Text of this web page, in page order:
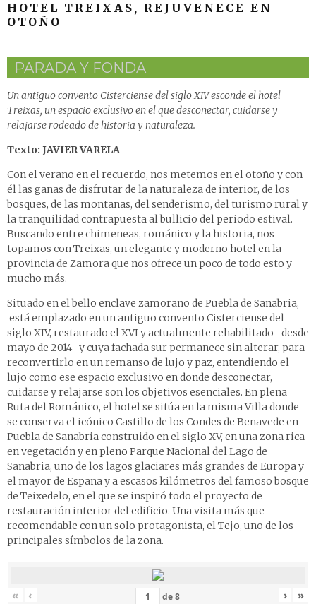
HOTEL TREIXAS, REJUVENECE EN
OTOÑO
PARADA Y FONDA
Un antiguo convento Cisterciense del siglo XIV esconde el hotel
Treixas, un espacio exclusivo en el que desconectar, cuidarse y
relajarse rodeado de historia y naturaleza.
Texto: JAVIER VARELA
Con el verano en el recuerdo, nos metemos en el otoño y con
él las ganas de disfrutar de la naturaleza de interior, de los
bosques, de las montañas, del senderismo, del turismo rural y
la tranquilidad contrapuesta al bullicio del periodo estival.
Buscando entre chimeneas, románico y la historia, nos
topamos conTreixas, un elegante y moderno hotel en la
provincia de Zamora que nos ofrece un poco de todo esto y
mucho más.
Situado en el bello enclave zamorano de Puebla de Sanabria,
está emplazado en un antiguo convento Cisterciense del
siglo XIV, restaurado el XVI y actualmente rehabilitado -desde
mayo de 2014- y cuya fachada sur permanece sin alterar, para
reconvertirlo en un remanso de lujo y paz, entendiendo el
lujo como ese espacio exclusivo en donde desconectar,
cuidarse y relajarse son los objetivos esenciales. En plena
Ruta del Románico, el hotel se sitúa en la misma Villa donde
se conserva el icónico Castillo de los Condes de Benavede en
Puebla de Sanabria construido en el siglo XV, en una zona rica
en vegetación y en pleno Parque Nacional del Lago de
Sanabria, uno de los lagos glaciares más grandes de Europa y
el mayor de España y a escasos kilómetros del famoso bosque
de Teixedelo, en el que se inspiró todo el proyecto de
restauración interior del edificio. Una visita más que
recomendable con un solo protagonista, el Tejo, uno de los
principales símbolos de la zona.
« ‹ de8 › »